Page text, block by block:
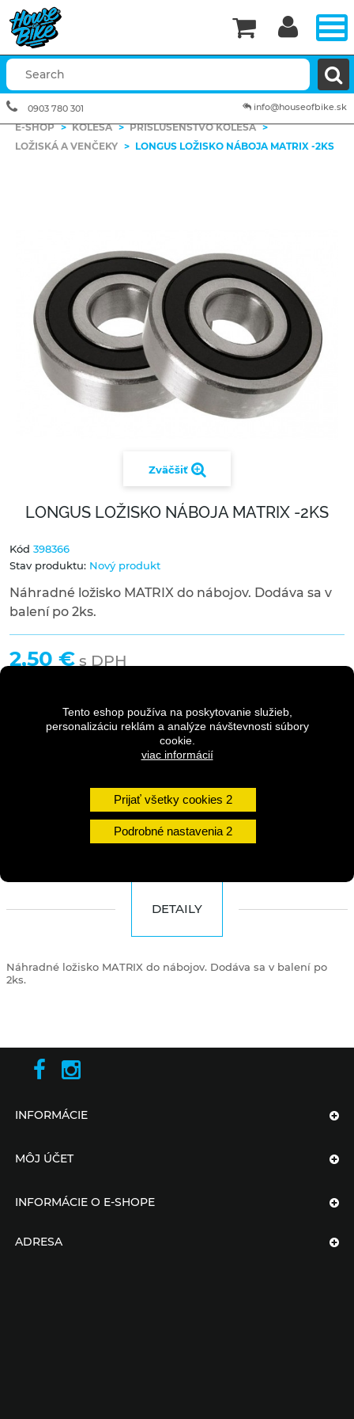
Tento eshop používa na poskytovanie služieb,
personalizáciu reklám a analýze návštevnosti súbory
cookie.
viac informácií
Prijať všetky cookies
Podrobné nastavenia
E-SHOP > KOLESÁ > PRÍSLUŠENSTVO KOLESÁ >
LOŽISKÁ A VENČEKY > LONGUS LOŽISKO NÁBOJA MATRIX -2KS
Zväčšiť
LONGUS LOŽISKO NÁBOJA MATRIX -2KS
Kód 398366
Stav produktu: Nový produkt
Náhradné ložisko MATRIX do nábojov. Dodáva sa v
balení po 2ks.
2,50 € s DPH
Dostupnosť: 1 - 3 dni
DO KOŠÍKA
DETAILY
Náhradné ložisko MATRIX do nábojov. Dodáva sa v balení po
2ks.
INFORMÁCIE
MÔJ ÚČET
INFORMÁCIE O E-SHOPE
ADRESA


info@houseofbike.sk
0903 780 301